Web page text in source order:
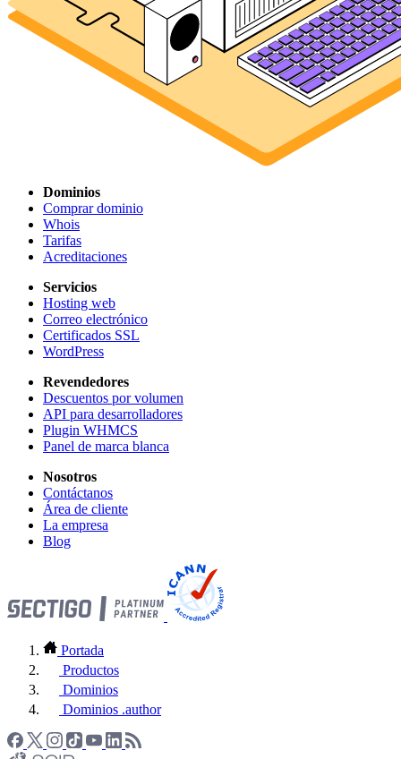
Dominios
Comprar dominio
Whois
Tarifas
Acreditaciones
Servicios
Hosting web
Correo electrónico
Certificados SSL
WordPress
Revendedores
Descuentos por volumen
API para desarrolladores
Plugin WHMCS
Panel de marca blanca
Nosotros
Contáctanos
Área de cliente
La empresa
Blog
Portada
Productos
Dominios
Dominios .author